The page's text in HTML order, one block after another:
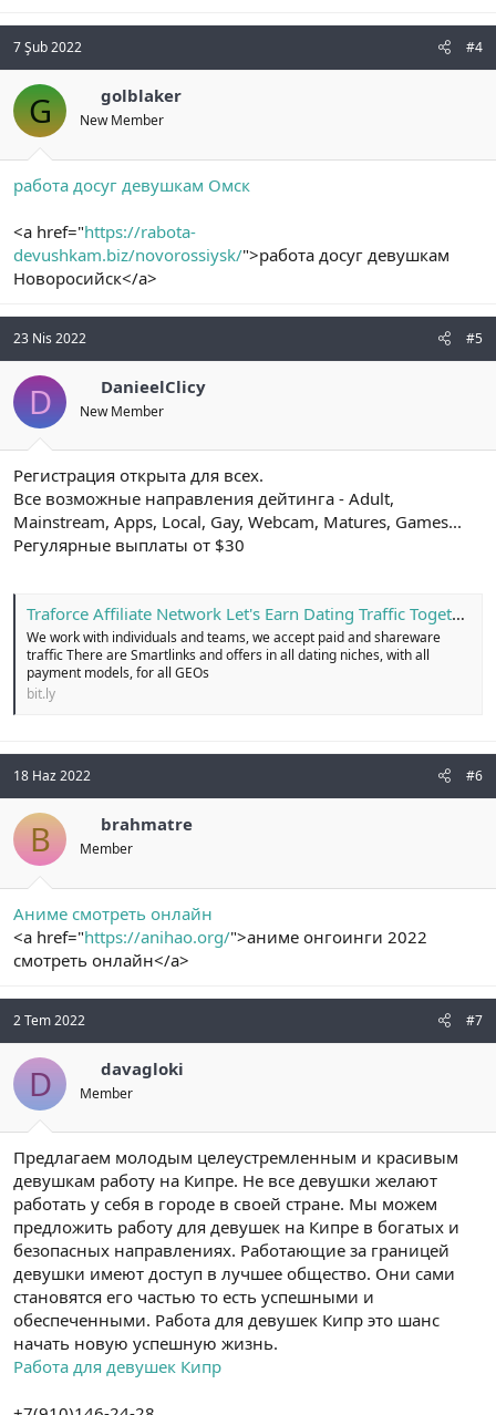
7 Şub 2022 #4
G golblaker
New Member
работа досуг девушкам Омск
<a href="https://rabota-
devushkam.biz/novorossiysk/">работа досуг девушкам
Новоросийск</a>
23 Nis 2022 #5
D DanieelClicy
New Member
Регистрация открыта для всех.
Все возможные направления дейтинга - Adult,
Mainstream, Apps, Local, Gay, Webcam, Matures, Games...
Регулярные выплаты от $30
Traforce Affiliate Network Let's Earn Dating Traffic Together!
We work with individuals and teams, we accept paid and shareware
traffic There are Smartlinks and offers in all dating niches, with all
payment models, for all GEOs
bit.ly
18 Haz 2022 #6
B brahmatre
Member
Аниме смотреть онлайн
<a href="https://anihao.org/">аниме онгоинги 2022
смотреть онлайн</a>
2 Tem 2022 #7
D davagloki
Member
Предлагаем молодым целеустремленным и красивым
девушкам работу на Кипре. Не все девушки желают
работать у себя в городе в своей стране. Мы можем
предложить работу для девушек на Кипре в богатых и
безопасных направлениях. Работающие за границей
девушки имеют доступ в лучшее общество. Они сами
становятся его частью то есть успешными и
обеспеченными. Работа для девушек Кипр это шанс
начать новую успешную жизнь.
Работа для девушек Кипр